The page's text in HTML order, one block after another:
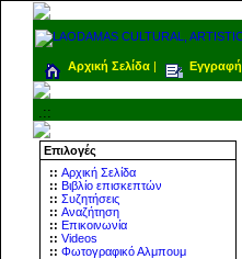
Αρχική Σελίδα | Εγγραφή
.::
Επιλογές
:: Αρχική Σελίδα
:: Βιβλίο επισκεπτών
:: Συζητήσεις
:: Αναζήτηση
:: Επικοινωνία
:: Videos
:: Φωτογραφικό Αλμπουμ